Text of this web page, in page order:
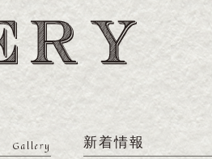
Gallery 新着情報